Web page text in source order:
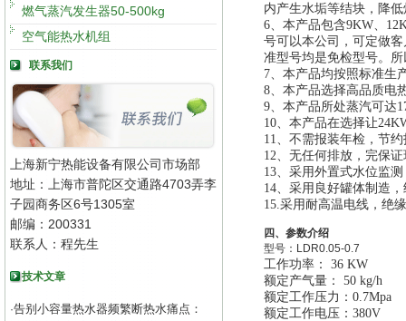
燃气蒸汽发生器50-500kg
空气能热水机组
联系我们
上海新宁热能设备有限公司市场部
地址：上海市普陀区交通路4703弄李
子园商务区6号1305室
邮编：200331
联系人：程先生
技术文章
·告别小容量热水器频繁断热水痛点：
内产生水垢等结块，降
6、本产品包含9KW、
号可以本公司，可定做
准型号均是免检型号。
7、本产品均按照标准生
8、本产品选择高品质电
9、本产品所处蒸汽可达
10、本产品在选择让
11、不需报装年检，节
12、无任何排放，完保证
13、 采用外置式水位监
14、采用良好罐体制造
15.采用耐高温电线，绝
四、参数介绍
型号： LDR0.05-0.7
工作功率： 36 KW
额定产气量： 50 kg/h
额定工作压力：0.7Mpa
额定工作电压：380V